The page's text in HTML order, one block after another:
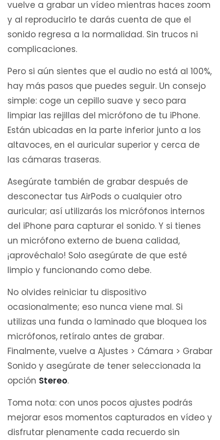
vuelve a grabar un vídeo mientras haces zoom
y al reproducirlo te darás cuenta de que el
sonido regresa a la normalidad. Sin trucos ni
complicaciones.
Pero si aún sientes que el audio no está al 100%,
hay más pasos que puedes seguir. Un consejo
simple: coge un cepillo suave y seco para
limpiar las rejillas del micrófono de tu iPhone.
Están ubicadas en la parte inferior junto a los
altavoces, en el auricular superior y cerca de
las cámaras traseras.
Asegúrate también de grabar después de
desconectar tus AirPods o cualquier otro
auricular; así utilizarás los micrófonos internos
del iPhone para capturar el sonido. Y si tienes
un micrófono externo de buena calidad,
¡aprovéchalo! Solo asegúrate de que esté
limpio y funcionando como debe.
No olvides reiniciar tu dispositivo
ocasionalmente; eso nunca viene mal. Si
utilizas una funda o laminado que bloquea los
micrófonos, retíralo antes de grabar.
Finalmente, vuelve a Ajustes > Cámara > Grabar
Sonido y asegúrate de tener seleccionada la
opción Stereo.
Toma nota: con unos pocos ajustes podrás
mejorar esos momentos capturados en vídeo y
disfrutar plenamente cada recuerdo sin